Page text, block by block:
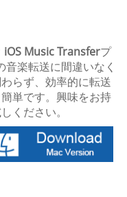
iOS Music Transferプ
楽転送に間違いなく
らず、効率的に転送
単です。興味をお持
ください。